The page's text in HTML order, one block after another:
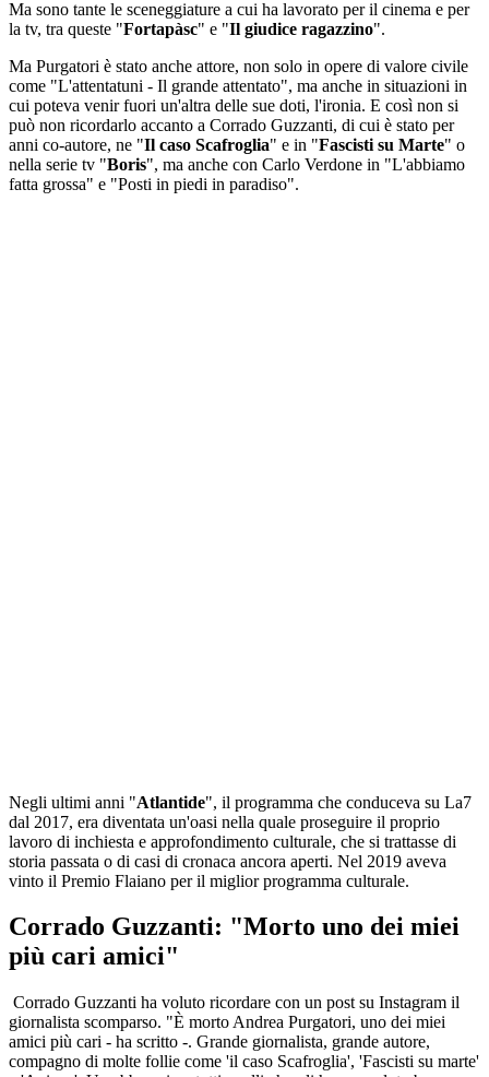
Ma sono tante le sceneggiature a cui ha lavorato per il cinema e per
la tv, tra queste "Fortapàsc" e "Il giudice ragazzino".
Ma Purgatori è stato anche attore, non solo in opere di valore civile
come "L'attentatuni - Il grande attentato", ma anche in situazioni in
cui poteva venir fuori un'altra delle sue doti, l'ironia. E così non si
può non ricordarlo accanto a Corrado Guzzanti, di cui è stato per
anni co-autore, ne "Il caso Scafroglia" e in "Fascisti su Marte" o
nella serie tv "Boris", ma anche con Carlo Verdone in "L'abbiamo
fatta grossa" e "Posti in piedi in paradiso".
Negli ultimi anni "Atlantide", il programma che conduceva su La7
dal 2017, era diventata un'oasi nella quale proseguire il proprio
lavoro di inchiesta e approfondimento culturale, che si trattasse di
storia passata o di casi di cronaca ancora aperti. Nel 2019 aveva
vinto il Premio Flaiano per il miglior programma culturale.
Corrado Guzzanti: "Morto uno dei miei
più cari amici"
Corrado Guzzanti ha voluto ricordare con un post su Instagram il
giornalista scomparso. "È morto Andrea Purgatori, uno dei miei
amici più cari - ha scritto -. Grande giornalista, grande autore,
compagno di molte follie come 'il caso Scafroglia', 'Fascisti su marte'